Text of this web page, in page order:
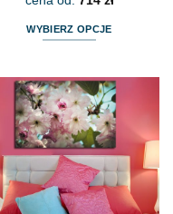
WYBIERZ OPCJE
ma
wiele
wariantów.
Opcje
można
wybrać
na